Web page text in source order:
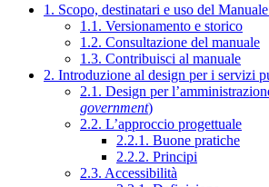
1. Scopo, destinatari e uso del
1.1. Versionamento e storico
1.2. Consultazione del manuale
1.3. Contribuisci al manuale
2. Introduzione al design per i servizi
2.1. Design per
government)
2.2. L’approccio progettuale
2.2.1. Buone pratiche
2.2.2. Principi
2.3. Accessibilità